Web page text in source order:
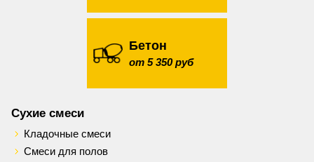
Бетон
от 5 350 руб
Сухие смеси
Кладочные смеси
Смеси для полов